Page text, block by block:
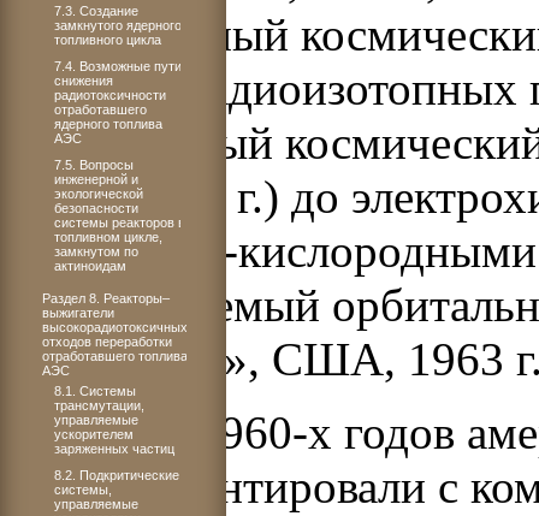
(беспилотный
1958 г.),
беспилотный
IV» в 1961 г.) до
водородно-
(пилотируемый
«Джемини», США, 1963
В начале 1960-х годов
экспериментировали с
7.3. Создание
замкнутого ядерного
топливного цикла
7.4. Возможные пути
снижения
радиотоксичности
отработавшего
ядерного топлива
АЭС
7.5. Вопросы
инженерной и
экологической
безопасности
системы реакторов в
топливном цикле,
замкнутом по
актиноидам
Раздел 8. Реакторы–
выжигатели
высокорадиотоксичных
отходов переработки
отработавшего топлива
АЭС
8.1. Системы
трансмутации,
управляемые
ускорителем
заряженных частиц
8.2. Подкритические
системы,
управляемые